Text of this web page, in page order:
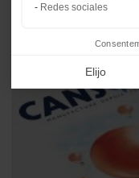
Redes sociales
Elijo